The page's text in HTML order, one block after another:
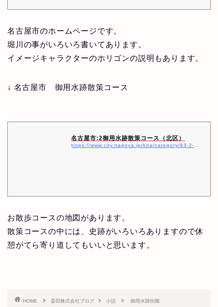
名古屋市のホームページです。
堀川の事がいろいろ書いてあります。
イメージキャラクターのホリゴンの説明もあります。
↓ 名古屋市 御用水跡散策コース
名古屋市:2御用水跡散策コース（北区）
https://www.city.nagoya.jp/kita/category/83-2-2-3-0-0-0-0-0-0.html
お散歩コースの地図があります。
散策コースの中には、史跡がいろいろありますので休
憩がてら寄り道してもいいと思います。
HOME 斎田株式会社ブログ 小話 御用水跡街園